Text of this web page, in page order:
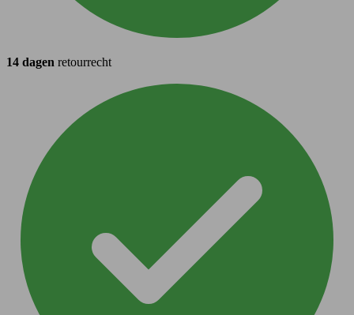
14 dagen retourrecht